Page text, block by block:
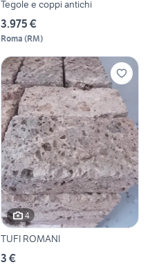
Tegole e coppi antichi
3.975 €
Roma (RM)
4
TUFI ROMANI
3 €